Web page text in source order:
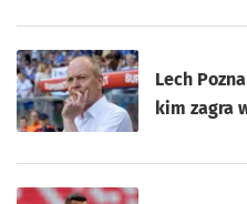
Lech
kim zagra